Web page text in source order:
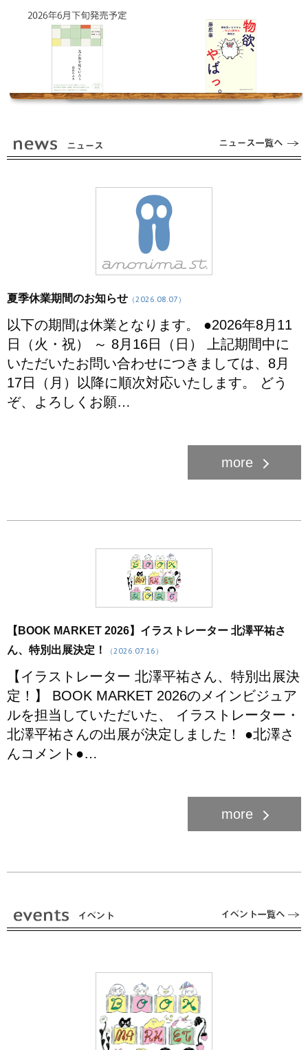
夏季休業期間のお知らせ （2026.08.07）
以下の期間は休業となります。 ●2026年8月11
日（火・祝） ～ 8月16日（日） 上記期間中に
いただいたお問い合わせにつきましては、8月
17日（月）以降に順次対応いたします。 どう
ぞ、よろしくお願…
【BOOK MARKET 2026】イラストレーター 北澤平祐さ
ん、特別出展決定！
（2026.07.16）
【イラストレーター 北澤平祐さん、特別出展決
定！】 BOOK MARKET 2026のメインビジュア
ルを担当していただいた、 イラストレーター・
北澤平祐さんの出展が決定しました！ ●北澤さ
んコメント●…